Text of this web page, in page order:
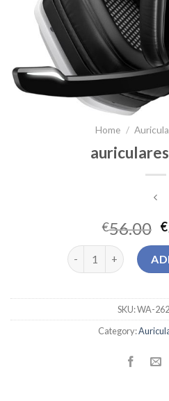
Home /
€56.00 €
auriculares para pc
SKU:WA-
Category: